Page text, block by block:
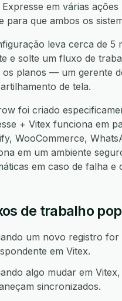
Expresse em várias
para que ambos os
leva cerca de 5
e solte um fluxo de
os planos — um gerente
de tela.
foi criado
+ Vitex funciona em
WooCommerce,
em um ambiente
em caso de falha e
de trabalho
um novo registro for
em Vitex.
algo mudar em
sincronizados.